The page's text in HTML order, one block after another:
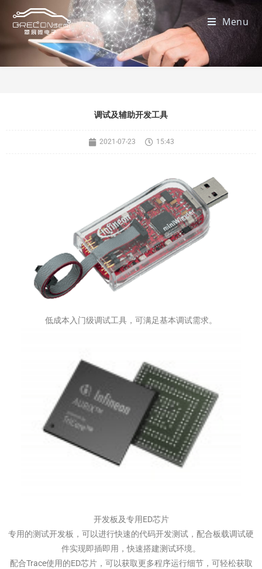
Menu
调试及辅助开发工具
2021-07-23 15:43
低成本入门级调试工具，可满足基本调试需求。
开发板及专用ED芯片
专用的测试开发板，可以进行快速的代码开发测试，配合板载调试硬
件实现即插即用，快速搭建测试环境。
配合Trace使用的ED芯片，可以获取更多程序运行细节，可轻松获取